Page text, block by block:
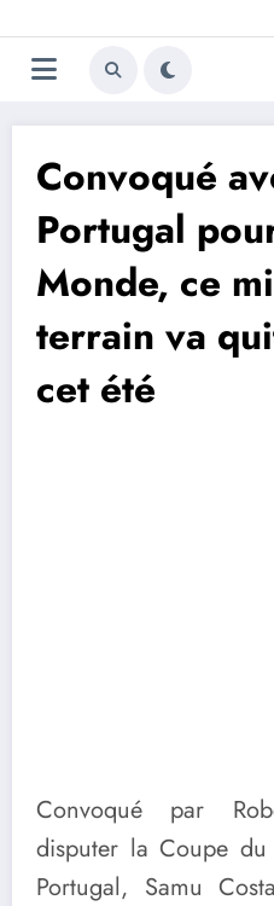
au
contenu
Convoqué
Portugal
Monde, ce
terrain va
cet été
Convoqué par
disputer la Coupe
Portugal, Samu